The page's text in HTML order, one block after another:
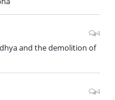
4
and the demolition of
4